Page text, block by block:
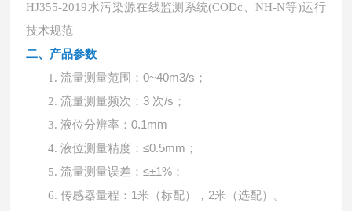
HJ355-2019水污染源在线监测系统(CODc、NH-N等)运行
技术规范
二、产品参数
1.流量测量范围：0~40m3/s；
2.流量测量频次：3 次/s；
3.液位分辨率：0.1mm
4.液位测量精度：≤0.5mm；
5.流量测量误差：≤±1%；
6.传感器量程： 1米（标配），2米（选配）。